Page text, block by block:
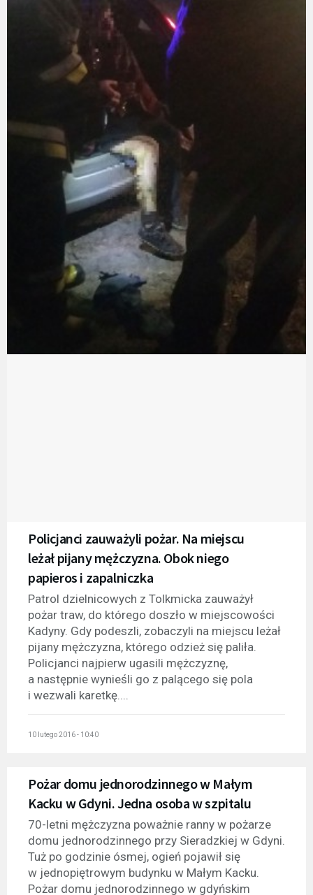
Policjanci zauważyli pożar. Na miejscu
leżał pijany mężczyzna. Obok niego
papieros i zapalniczka
Patrol dzielnicowych z Tolkmicka zauważył
pożar traw, do którego doszło w miejscowości
Kadyny. Gdy podeszli, zobaczyli na miejscu leżał
pijany mężczyzna, którego odzież się paliła.
Policjanci najpierw ugasili mężczyznę,
a następnie wynieśli go z palącego się pola
i wezwali karetkę....
10 lutego 2016 - 10:40
Pożar domu jednorodzinnego w Małym
Kacku w Gdyni. Jedna osoba w szpitalu
70-letni mężczyzna poważnie ranny w pożarze
domu jednorodzinnego przy Sieradzkiej w Gdyni.
Tuż po godzinie ósmej, ogień pojawił się
w jednopiętrowym budynku w Małym Kacku.
Pożar domu jednorodzinnego w gdyńskim